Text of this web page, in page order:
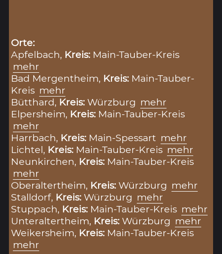
Orte:
Apfelbach, Kreis: Main-Tauber-Kreis
mehr
Bad Mergentheim, Kreis: Main-Tauber-
Kreis mehr
Bütthard, Kreis:Würzburg mehr
Elpersheim, Kreis: Main-Tauber-Kreis
mehr
Harrbach, Kreis: Main-Spessart mehr
Lichtel, Kreis: Main-Tauber-Kreis mehr
Neunkirchen, Kreis: Main-Tauber-Kreis
mehr
Oberaltertheim, Kreis:Würzburg mehr
Stalldorf, Kreis:Würzburg mehr
Stuppach, Kreis: Main-Tauber-Kreis mehr
Unteraltertheim, Kreis:Würzburg mehr
Weikersheim, Kreis: Main-Tauber-Kreis
mehr